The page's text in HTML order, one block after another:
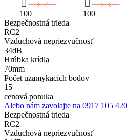
100 100
Bezpečnostná trieda
RC2
Vzduchová nepriezvučnosť
34dB
Hrúbka krídla
70mm
Počet uzamykacích bodov
15
cenová ponuka
Alebo nám zavolajte na 0917 105 420
Bezpečnostná trieda
RC2
Vzduchová nepriezvučnosť